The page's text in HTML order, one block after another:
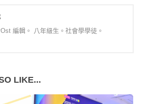
編輯。 八年級生。社會學學徒。
LIKE...